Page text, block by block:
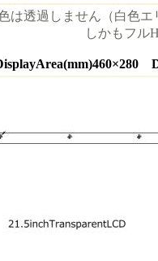
は透過しません（白色
しかもフル